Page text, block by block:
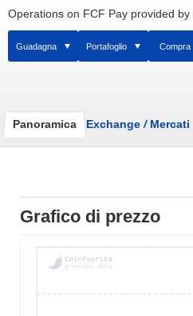
Operations on FCF Pay provided by
Guadagna Portafoglio Compra
Panoramica Exchange /Mercati
Grafico di prezzo